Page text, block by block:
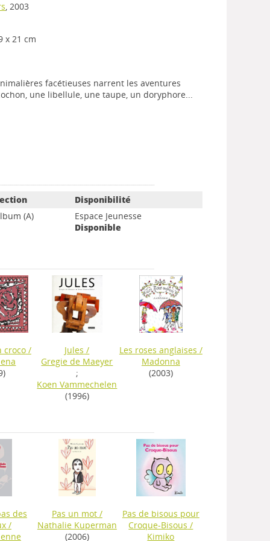
, 2003
x 21 cm
facétieuses narrent les aventures
une libellule, une taupe, un doryphore...
Disponibilité
(A)
Espace Jeunesse
Disponible
croco/
Jules /
Gregie de Maeyer
;
Koen Vammechelen
(1996)
Les roses anglaises /
Madonna
(2003)
des
/
Pas un mot/
Nathalie Kuperman
(2006)
Pas de bisous pour
Croque-Bisous /
Kimiko